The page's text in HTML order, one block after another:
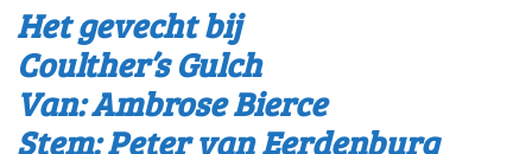
Het gevecht bij
Coulther’s Gulch
Van: Ambrose Bierce
Stem: Peter van Eerdenburg